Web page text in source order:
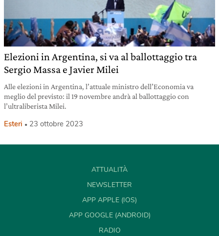
Elezioni in Argentina, si va al ballottaggio tra
Sergio Massa e Javier Milei
Alle elezioni in Argentina, l’attuale ministro dell’Economia va
meglio del previsto: il 19 novembre andrà al ballottaggio con
l’ultraliberista Milei.
Esteri 23 ottobre 2023
ATTUALITÀ
NEWSLETTER
APP APPLE (IOS)
APP GOOGLE (ANDROID)
RADIO